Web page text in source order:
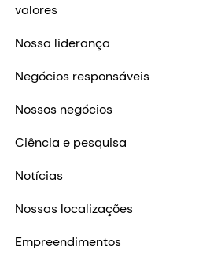
valores
Nossa liderança
Negócios responsáveis
Nossos negócios
Ciência e pesquisa
Notícias
Nossas localizações
Empreendimentos